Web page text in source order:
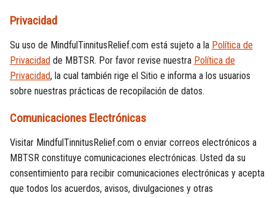
Privacidad
Su uso de MindfulTinnitusRelief.com está sujeto a la Política de
Privacidad de MBTSR. Por favor revise nuestra Política de
Privacidad, la cual también rige el Sitio e informa a los usuarios
sobre nuestras prácticas de recopilación de datos.
Comunicaciones Electrónicas
Visitar MindfulTinnitusRelief.com o enviar correos electrónicos a
MBTSR constituye comunicaciones electrónicas. Usted da su
consentimiento para recibir comunicaciones electrónicas y acepta
que todos los acuerdos, avisos, divulgaciones y otras